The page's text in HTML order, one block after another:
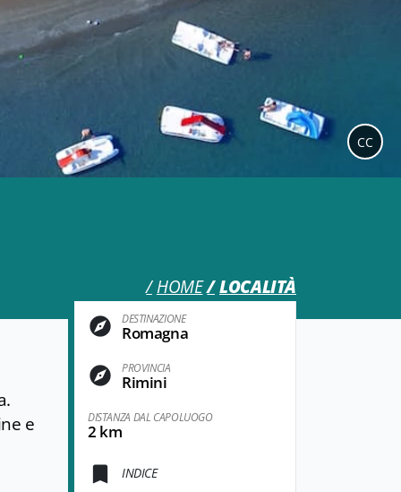
HOME LOCALITÀ
CC
DESTINAZIONE
Romagna
PROVINCIA
Rimini
DISTANZA DAL CAPOLUOGO
2 km
INDICE
e